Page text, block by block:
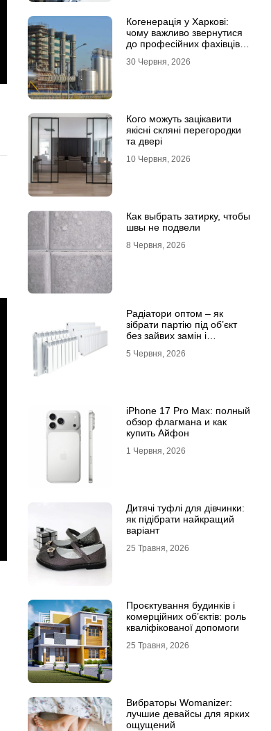
Когенерація у Харкові:
чому важливо звернутися
до професійних фахівців з
30 Червня, 2026
Кого можуть зацікавити
якісні скляні перегородки
та двері
10 Червня, 2026
Как выбрать затирку, чтобы
швы не подвели
8 Червня, 2026
Радіатори оптом – як
зібрати партію під об’єкт
без зайвих замін і
5 Червня, 2026
iPhone 17 Pro Max: полный
обзор флагмана и как
купить Айфон
1 Червня, 2026
Дитячі туфлі для дівчинки:
як підібрати найкращий
варіант
25 Травня, 2026
Проєктування будинків і
комерційних об’єктів: роль
кваліфікованої допомоги
25 Травня, 2026
Вибраторы Womanizer:
лучшие девайсы для ярких
ощущений